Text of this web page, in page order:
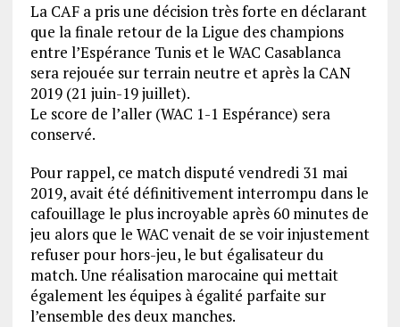
La CAF a pris une décision très forte en déclarant
que la finale retour de la Ligue des champions
entre l’Espérance Tunis et le WAC Casablanca
sera rejouée sur terrain neutre et après la CAN
2019 (21 juin-19 juillet).
Le score de l’aller (WAC 1-1 Espérance) sera
conservé.
Pour rappel, ce match disputé vendredi 31 mai
2019, avait été définitivement interrompu dans le
cafouillage le plus incroyable après 60 minutes de
jeu alors que le WAC venait de se voir injustement
refuser pour hors-jeu, le but égalisateur du
match. Une réalisation marocaine qui mettait
également les équipes à égalité parfaite sur
l’ensemble des deux manches.